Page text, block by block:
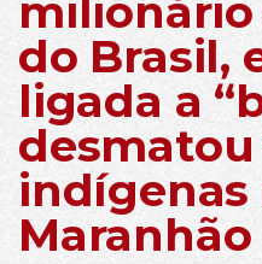
milionário
do Brasil,
ligada a
indígenas
Maranhão